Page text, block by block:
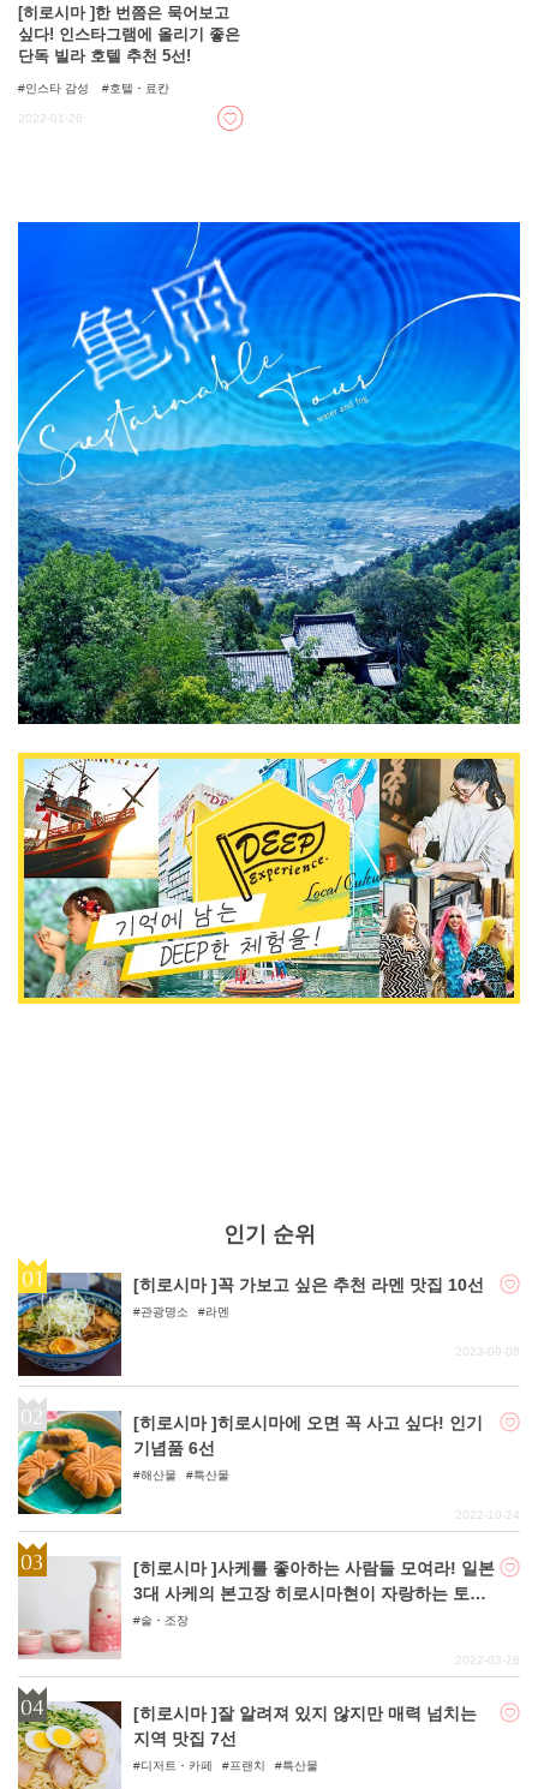
[히로시마 ]한 번쯤은 묵어보고
싶다! 인스타그램에 올리기 좋은
단독 빌라 호텔 추천 5선!
인스타 감성 호텔・료칸
2022-01-26
인기 순위
[히로시마 ]꼭 가보고 싶은 추천 라멘 맛집 10선
관광명소 라멘
2023-09-08
[히로시마 ]히로시마에 오면 꼭 사고 싶다! 인기
기념품 6선
해산물 특산물
2022-10-24
[히로시마 ]사케를 좋아하는 사람들 모여라! 일본
3대 사케의 본고장 히로시마현이 자랑하는 토종
사케를 소개합니다!
술・조장
2022-03-28
[히로시마 ]잘 알려져 있지 않지만 매력 넘치는
지역 맛집 7선
디저트・카페 프랜치 특산물